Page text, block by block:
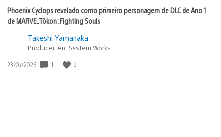
Phoenix Cyclops revelado como primeiro personagem de DLC de Ano 1
de MARVEL Tōkon: Fighting Souls
Takeshi Yamanaka
Producer, Arc System Works
Data
23/07/2026 1 3